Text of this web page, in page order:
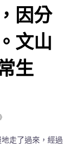
因分
文山
生
走了過來，經過